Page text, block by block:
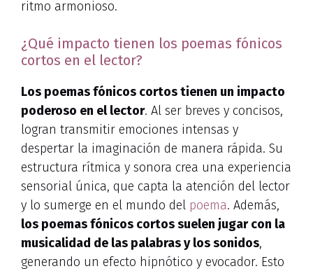
ritmo armonioso.
¿Qué impacto tienen los poemas fónicos
cortos en el lector?
Los poemas fónicos cortos tienen un impacto
poderoso en el lector. Al ser breves y concisos,
logran transmitir emociones intensas y
despertar la imaginación de manera rápida. Su
estructura rítmica y sonora crea una experiencia
sensorial única, que capta la atención del lector
y lo sumerge en el mundo del poema. Además,
los poemas fónicos cortos suelen jugar con la
musicalidad de las palabras y los sonidos,
generando un efecto hipnótico y evocador. Esto